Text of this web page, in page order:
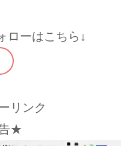
ローはこちら↓
リンク
★